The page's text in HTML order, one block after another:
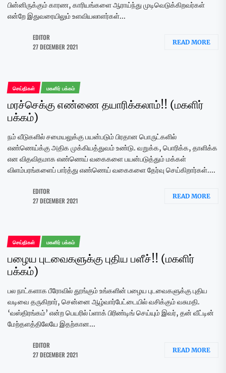
பின்னிருக்கும் காரண, காரியங்களை ஆராய்ந்து முடிவெடுக்கிறவர்கள்
என்றே இதுவரையிலும் உளவியலாளர்கள்...
EDITOR
27 DECEMBER 2021
READ MORE
செய்திகள் மகளிர் பக்கம்
மரச்செக்கு எண்ணை தயாரிக்கலாம்!! (மகளிர்
பக்கம்)
நம் வீடுகளில் சமையலுக்கு பயன்படும் பிரதான பொருட்களில்
எண்ணெய்க்கு அதிக முக்கியத்துவம் உண்டு. வறுக்க, பொரிக்க, தாளிக்க
என விதவிதமாக எண்ணெய் வகைகளை பயன்படுத்தும் மக்கள்
விளம்பரங்களைப் பார்த்து எண்ணெய் வகைகளை தேர்வு செய்கிறார்கள்....
EDITOR
27 DECEMBER 2021
READ MORE
செய்திகள் மகளிர் பக்கம்
பழைய புடவைகளுக்கு புதிய பளீச்!! (மகளிர்
பக்கம்)
பல நாட்களாக பீரோவில் தூங்கும் உங்களின் பழைய புடவைகளுக்கு புதிய
வடிவை தருகிறார், சென்னை ஆழ்வார்பேட்டையில் வசிக்கும் வசுமதி.
‘வஸ்திரங்கம்’ என்ற பெயரில் ப்ளாக் பிரிண்டிங் செய்யும் இவர், தன் வீட்டின்
மேற்தளத்திலேயே இதற்கான...
EDITOR
27 DECEMBER 2021
READ MORE